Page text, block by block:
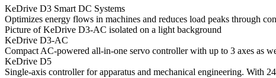
KeDrive D3 Smart DC Systems
Optimizes energy flows in machines and reduces load peaks through
Picture of KeDrive D3-AC isolated on a light background
KeDrive D3-AC
Compact AC-powered all-in-one servo controller with up to 3 axes as
KeDrive D5
Single-axis controller for apparatus and mechanical engi­neering. With